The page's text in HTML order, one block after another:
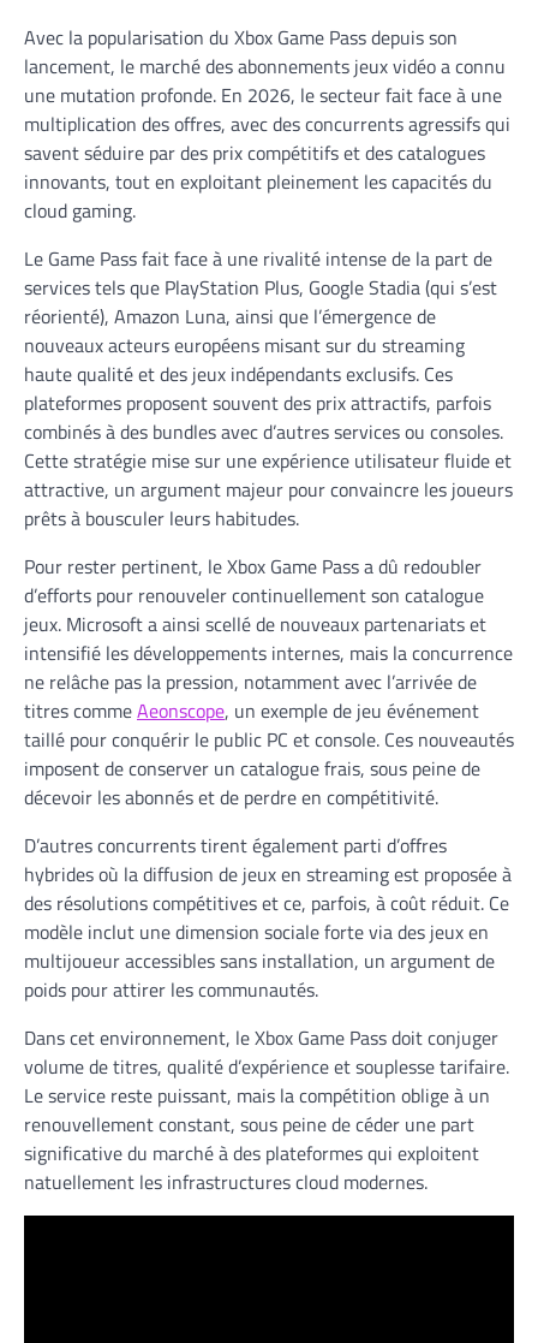
Avec la popularisation du Xbox Game Pass depuis son
lancement, le marché des abonnements jeux vidéo a connu
une mutation profonde. En 2026, le secteur fait face à une
multiplication des offres, avec des concurrents agressifs qui
savent séduire par des prix compétitifs et des catalogues
innovants, tout en exploitant pleinement les capacités du
cloud gaming.
Le Game Pass fait face à une rivalité intense de la part de
services tels que PlayStation Plus, Google Stadia (qui s’est
réorienté), Amazon Luna, ainsi que l’émergence de
nouveaux acteurs européens misant sur du streaming
haute qualité et des jeux indépendants exclusifs. Ces
plateformes proposent souvent des prix attractifs, parfois
combinés à des bundles avec d’autres services ou consoles.
Cette stratégie mise sur une expérience utilisateur fluide et
attractive, un argument majeur pour convaincre les joueurs
prêts à bousculer leurs habitudes.
Pour rester pertinent, le Xbox Game Pass a dû redoubler
d’efforts pour renouveler continuellement son catalogue
jeux. Microsoft a ainsi scellé de nouveaux partenariats et
intensifié les développements internes, mais la concurrence
ne relâche pas la pression, notamment avec l’arrivée de
titres commeAeonscope, un exemple de jeu événement
taillé pour conquérir le public PC et console. Ces nouveautés
imposent de conserver un catalogue frais, sous peine de
décevoir les abonnés et de perdre en compétitivité.
D’autres concurrents tirent également parti d’offres
hybrides où la diffusion de jeux en streaming est proposée à
des résolutions compétitives et ce, parfois, à coût réduit. Ce
modèle inclut une dimension sociale forte via des jeux en
multijoueur accessibles sans installation, un argument de
poids pour attirer les communautés.
Dans cet environnement, le Xbox Game Pass doit conjuger
volume de titres, qualité d’expérience et souplesse tarifaire.
Le service reste puissant, mais la compétition oblige à un
renouvellement constant, sous peine de céder une part
significative du marché à des plateformes qui exploitent
natuellement les infrastructures cloud modernes.